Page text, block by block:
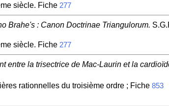
siècle. Fiche 277
Brahe's : Canon Doctrinae Triangulorum.
siècle. Fiche 277
entre la trisectrice de Mac-Laurin et la
rationnelles du troisième ordre ; Fiche 853